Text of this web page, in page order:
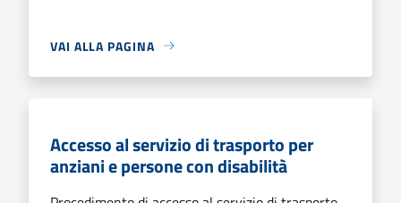
VAI ALLA PAGINA
Accesso al servizio di trasporto per
anziani e persone con disabilità